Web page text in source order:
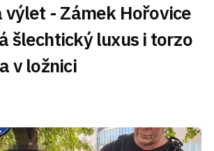
výlet - Zámek Hořovice
šlechtický luxus i torzo
v ložnici